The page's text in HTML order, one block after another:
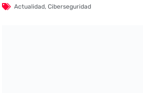
Actualidad,Ciberseguridad